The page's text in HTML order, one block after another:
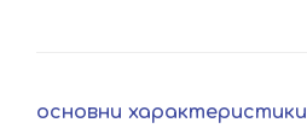
основни характеристики